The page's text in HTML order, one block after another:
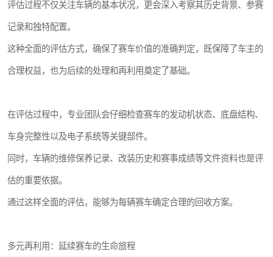
评估过程不仅关注车辆的基本状况，更会深入考察其历史背景、参赛
记录和独特配置。
这种全面的评估方式，确保了赛车价值的准确判定，既保障了车主的
合理权益，也为后续的处理和再利用奠定了基础。
在评估过程中，专业团队会仔细检查赛车的发动机状态、底盘结构、
车身完整性以及电子系统等关键部件。
同时，车辆的维修保养记录、改装历史和赛事成绩等文件资料也是评
估的重要依据。
通过这样全面的评估，能够为每辆赛车确定合理的回收方案。
多元再利用：延续赛车的生命旅程